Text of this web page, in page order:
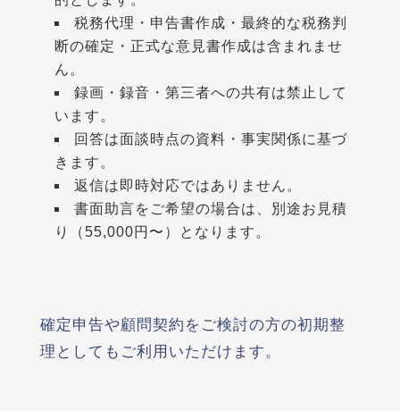
税務代理・申告書作成・最終的な税務判
断の確定・正式な意見書作成は含まれませ
ん。
録画・録音・第三者への共有は禁止して
います。
回答は面談時点の資料・事実関係に基づ
きます。
返信は即時対応ではありません。
書面助言をご希望の場合は、別途お見積
り（55,000円〜）となります。
確定申告や顧問契約をご検討の方の初期整
理としてもご利用いただけます。